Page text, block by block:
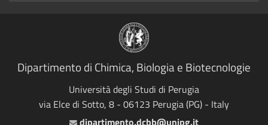
Dipartimento di Chimica, Biologia e Biotecnologie
Università degli Studi di Perugia
via Elce di Sotto, 8 - 06123 Perugia (PG) - Italy
Email
dipartimento.dcbb@unipg.it